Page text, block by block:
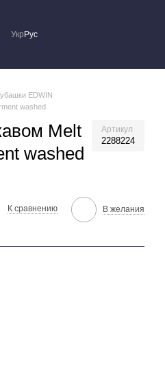
Укр Рус
EDWIN
washed
Melt
washed
Артикул
2288224
К сравнению В желания